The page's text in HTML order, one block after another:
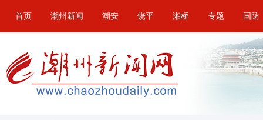
首页 潮州新闻 潮安 饶平 湘桥 专题 国防